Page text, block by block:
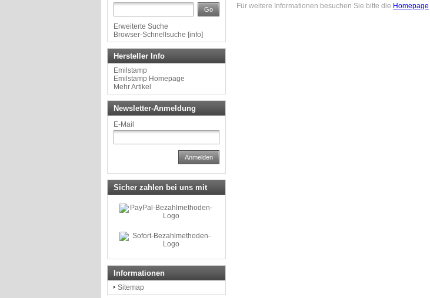
Für weitere Informationen besuchen Sie bitte die Homepage
Go
Erweiterte Suche
Browser-Schnellsuche [info]
Hersteller Info
Emilstamp
Emilstamp Homepage
Mehr Artikel
Newsletter-Anmeldung
E-Mail
Anmelden
Sicher zahlen bei uns mit
Informationen
Sitemap